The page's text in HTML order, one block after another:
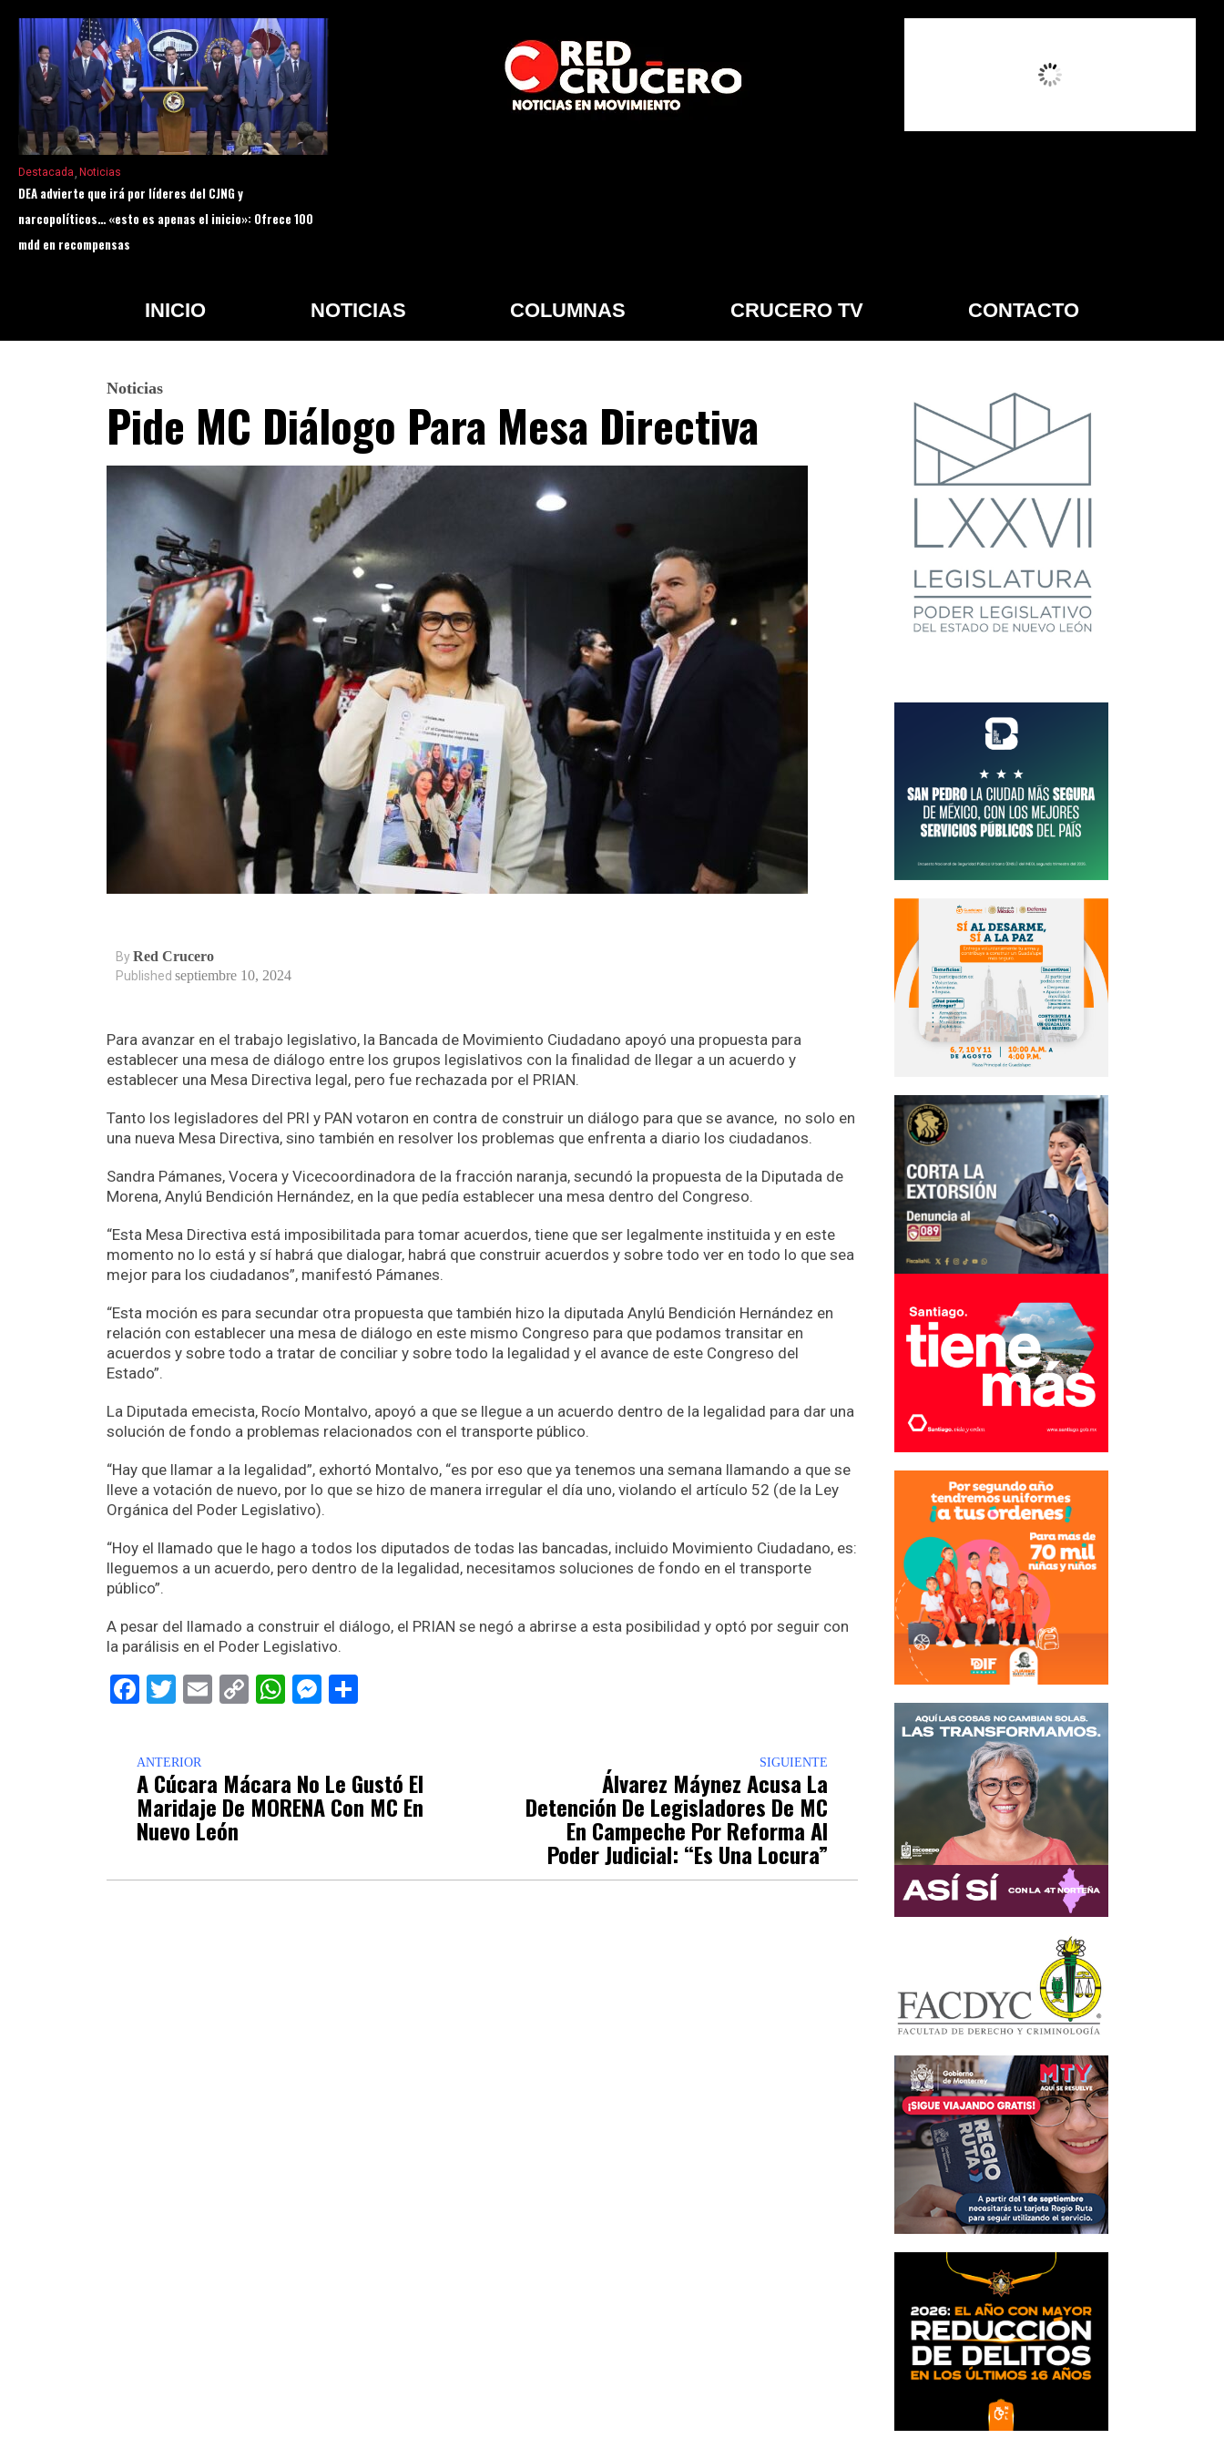
Destacada Noticias
DEA advierte que irá por líderes del CJNG y
narcopolíticos… «esto es apenas el inicio»: Ofrece 100
mdd en recompensas
INICIO NOTICIAS COLUMNAS CRUCERO TV CONTACTO
Noticias
Pide MC Diálogo Para Mesa Directiva
ByRed Crucero
Published septiembre 10, 2024
Para avanzar en el trabajo legislativo, la Bancada de Movimiento Ciudadano apoyó una propuesta para
establecer una mesa de diálogo entre los grupos legislativos con la finalidad de llegar a un acuerdo y
establecer una Mesa Directiva legal, pero fue rechazada por el PRIAN.
Tanto los legisladores del PRI y PAN votaron en contra de construir un diálogo para que se avance, no solo en
una nueva Mesa Directiva, sino también en resolver los problemas que enfrenta a diario los ciudadanos.
Sandra Pámanes, Vocera y Vicecoordinadora de la fracción naranja, secundó la propuesta de la Diputada de
Morena, Anylú Bendición Hernández, en la que pedía establecer una mesa dentro del Congreso.
“Esta Mesa Directiva está imposibilitada para tomar acuerdos, tiene que ser legalmente instituida y en este
momento no lo está y sí habrá que dialogar, habrá que construir acuerdos y sobre todo ver en todo lo que sea
mejor para los ciudadanos”, manifestó Pámanes.
“Esta moción es para secundar otra propuesta que también hizo la diputada Anylú Bendición Hernández en
relación con establecer una mesa de diálogo en este mismo Congreso para que podamos transitar en
acuerdos y sobre todo a tratar de conciliar y sobre todo la legalidad y el avance de este Congreso del
Estado”.
La Diputada emecista, Rocío Montalvo, apoyó a que se llegue a un acuerdo dentro de la legalidad para dar una
solución de fondo a problemas relacionados con el transporte público.
“Hay que llamar a la legalidad”, exhortó Montalvo, “es por eso que ya tenemos una semana llamando a que se
lleve a votación de nuevo, por lo que se hizo de manera irregular el día uno, violando el artículo 52 (de la Ley
Orgánica del Poder Legislativo).
“Hoy el llamado que le hago a todos los diputados de todas las bancadas, incluido Movimiento Ciudadano, es:
lleguemos a un acuerdo, pero dentro de la legalidad, necesitamos soluciones de fondo en el transporte
público”.
A pesar del llamado a construir el diálogo, el PRIAN se negó a abrirse a esta posibilidad y optó por seguir con
la parálisis en el Poder Legislativo.
Facebook
Twitter
EmailCopyWhatsApp
Messenger
ANTERIOR
A Cúcara Mácara No Le Gustó El
Maridaje De MORENA Con MC En
Nuevo León
SIGUIENTE
Álvarez Máynez Acusa La
Detención De Legisladores De MC
En Campeche Por Reforma Al
Poder Judicial: “Es Una Locura”